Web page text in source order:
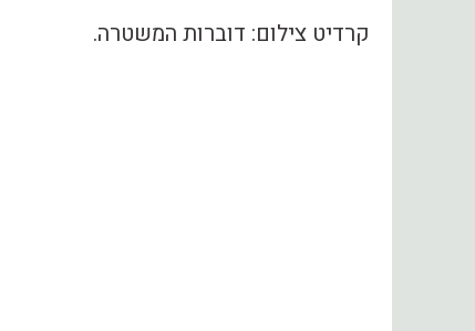
קרדיט צילום: דוברות המשטרה.